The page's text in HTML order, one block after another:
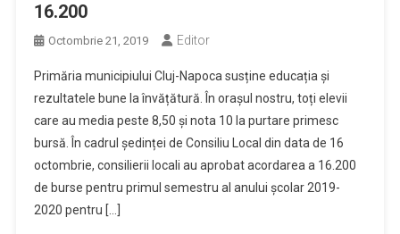
16.200
Octombrie 21, 2019 Editor
Primăria municipiului Cluj-Napoca susține educația și
rezultatele bune la învățătură. În orașul nostru, toți elevii
care au media peste 8,50 și nota 10 la purtare primesc
bursă. În cadrul ședinței de Consiliu Local din data de 16
octombrie, consilierii locali au aprobat acordarea a 16.200
de burse pentru primul semestru al anului școlar 2019-
2020 pentru […]